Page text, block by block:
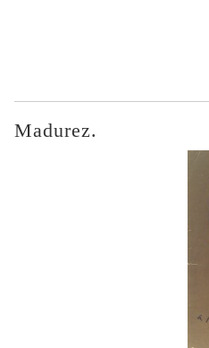
Madurez.